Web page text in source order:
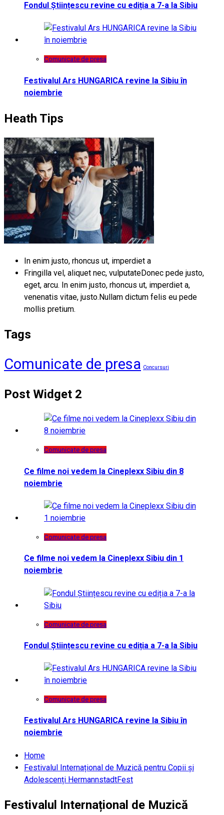
Fondul Științescu revine cu ediția a 7-a la Sibiu
Comunicate de presa
Festivalul Ars HUNGARICA revine la Sibiu în
noiembrie
Heath Tips
In enim justo, rhoncus ut, imperdiet a
Fringilla vel, aliquet nec, vulputateDonec pede justo,
eget, arcu. In enim justo, rhoncus ut, imperdiet a,
venenatis vitae, justo.Nullam dictum felis eu pede
mollis pretium.
Tags
Comunicate de presa Concursuri
Post Widget 2
Comunicate de presa
Ce filme noi vedem la Cineplexx Sibiu din 8
noiembrie
Comunicate de presa
Ce filme noi vedem la Cineplexx Sibiu din 1
noiembrie
Comunicate de presa
Fondul Științescu revine cu ediția a 7-a la Sibiu
Comunicate de presa
Festivalul Ars HUNGARICA revine la Sibiu în
noiembrie
Home
Festivalul Internațional de Muzică pentru Copii și
Adolescenți HermannstadtFest
Festivalul Internațional de Muzică